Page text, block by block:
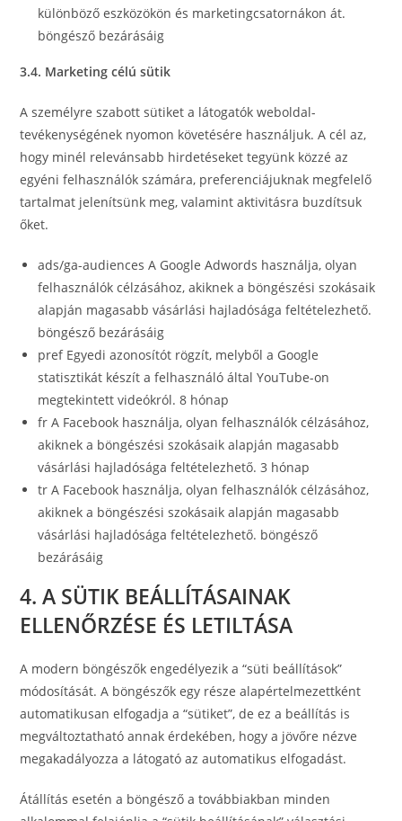
különböző eszközökön és marketingcsatornákon át.
böngésző bezárásáig
3.4. Marketing célú sütik
A személyre szabott sütiket a látogatók weboldal-
tevékenységének nyomon követésére használjuk. A cél az,
hogy minél relevánsabb hirdetéseket tegyünk közzé az
egyéni felhasználók számára, preferenciájuknak megfelelő
tartalmat jelenítsünk meg, valamint aktivitásra buzdítsuk
őket.
ads/ga-audiences A Google Adwords használja, olyan
felhasználók célzásához, akiknek a böngészési szokásaik
alapján magasabb vásárlási hajladósága feltételezhető.
böngésző bezárásáig
pref Egyedi azonosítót rögzít, melyből a Google
statisztikát készít a felhasználó által YouTube-on
megtekintett videókról. 8 hónap
fr A Facebook használja, olyan felhasználók célzásához,
akiknek a böngészési szokásaik alapján magasabb
vásárlási hajladósága feltételezhető. 3 hónap
tr A Facebook használja, olyan felhasználók célzásához,
akiknek a böngészési szokásaik alapján magasabb
vásárlási hajladósága feltételezhető. böngésző
bezárásáig
4. A SÜTIK BEÁLLÍTÁSAINAK
ELLENŐRZÉSE ÉS LETILTÁSA
A modern böngészők engedélyezik a “süti beállítások”
módosítását. A böngészők egy része alapértelmezettként
automatikusan elfogadja a “sütiket”, de ez a beállítás is
megváltoztatható annak érdekében, hogy a jövőre nézve
megakadályozza a látogató az automatikus elfogadást.
Átállítás esetén a böngésző a továbbiakban minden